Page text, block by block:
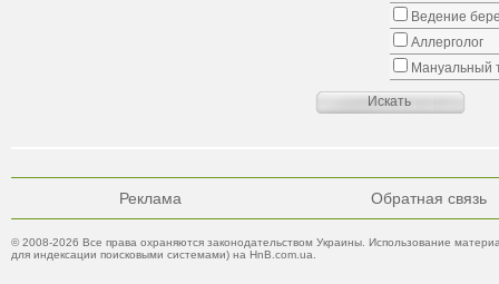
Ведение
Аллерголог
Мануальный
Реклама Обратная связь
© 2008-2026 Все права охраняются законодательством Украины. Использование
для индексации поисковыми системами) на HnB.com.ua.